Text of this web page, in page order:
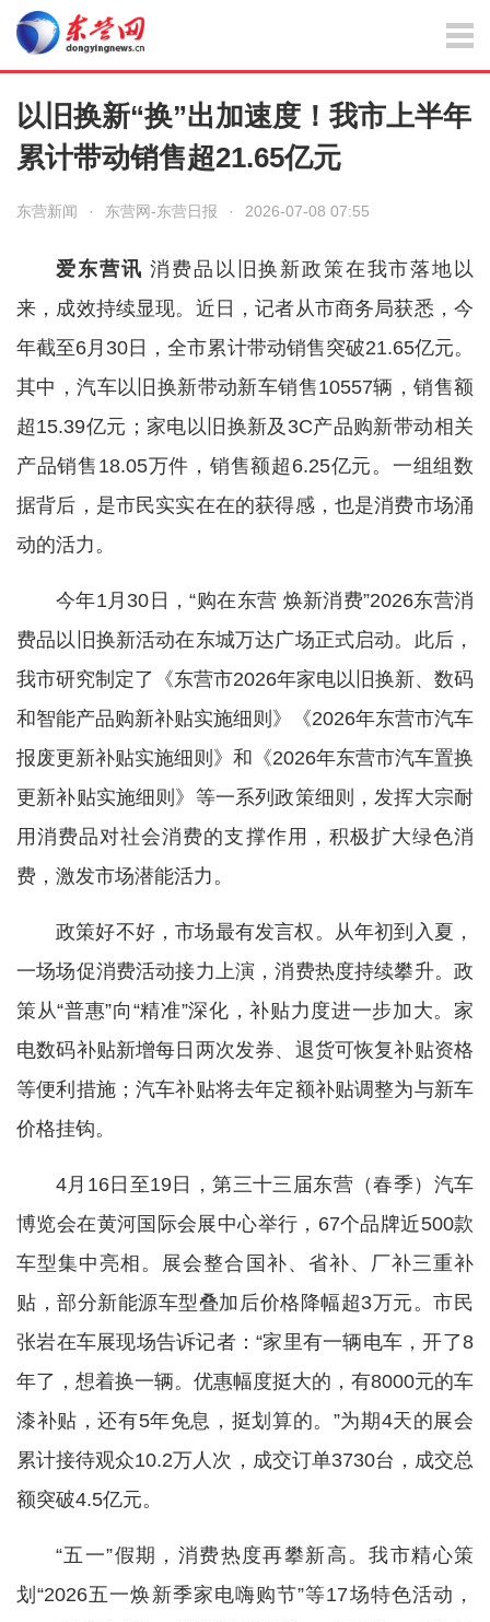
以旧换新“换”出加速度！我市上半年
累计带动销售超21.65亿元
东营新闻 · 东营网-东营日报 · 2026-07-08 07:55
爱东营讯 消费品以旧换新政策在我市落地以
来，成效持续显现。近日，记者从市商务局获悉，今
年截至6月30日，全市累计带动销售突破21.65亿元。
其中，汽车以旧换新带动新车销售10557辆，销售额
超15.39亿元；家电以旧换新及3C产品购新带动相关
产品销售18.05万件，销售额超6.25亿元。一组组数
据背后，是市民实实在在的获得感，也是消费市场涌
动的活力。
今年1月30日，“购在东营 焕新消费”2026东营消
费品以旧换新活动在东城万达广场正式启动。此后，
我市研究制定了《东营市2026年家电以旧换新、数码
和智能产品购新补贴实施细则》《2026年东营市汽车
报废更新补贴实施细则》和《2026年东营市汽车置换
更新补贴实施细则》等一系列政策细则，发挥大宗耐
用消费品对社会消费的支撑作用，积极扩大绿色消
费，激发市场潜能活力。
政策好不好，市场最有发言权。从年初到入夏，
一场场促消费活动接力上演，消费热度持续攀升。政
策从“普惠”向“精准”深化，补贴力度进一步加大。家
电数码补贴新增每日两次发券、退货可恢复补贴资格
等便利措施；汽车补贴将去年定额补贴调整为与新车
价格挂钩。
4月16日至19日，第三十三届东营（春季）汽车
博览会在黄河国际会展中心举行，67个品牌近500款
车型集中亮相。展会整合国补、省补、厂补三重补
贴，部分新能源车型叠加后价格降幅超3万元。市民
张岩在车展现场告诉记者：“家里有一辆电车，开了8
年了，想着换一辆。优惠幅度挺大的，有8000元的车
漆补贴，还有5年免息，挺划算的。”为期4天的展会
累计接待观众10.2万人次，成交订单3730台，成交总
额突破4.5亿元。
“五一”假期，消费热度再攀新高。我市精心策
划“2026五一焕新季家电嗨购节”等17场特色活动，